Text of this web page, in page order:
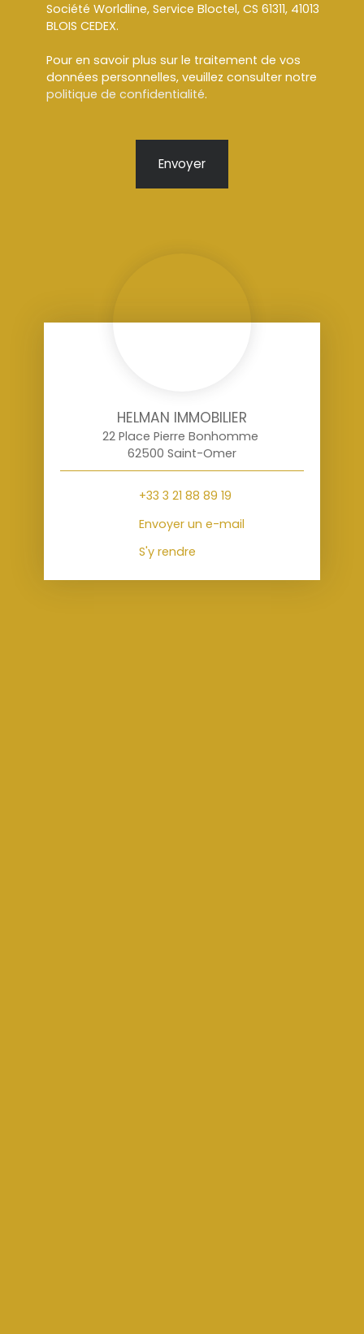
Société Worldline, Service Bloctel, CS 61311, 41013
BLOIS CEDEX.
Pour en savoir plus sur le traitement de vos
données personnelles, veuillez consulter notre
politique de confidentialité.
Envoyer
HELMAN IMMOBILIER
22 Place Pierre Bonhomme
62500 Saint-Omer
+33 3 21 88 89 19
Envoyer un e-mail
S'y rendre